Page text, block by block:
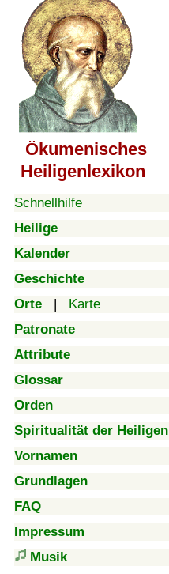
Ökumenisches
Heiligenlexikon
Schnellhilfe
Heilige
Kalender
Geschichte
Orte | Karte
Patronate
Attribute
Glossar
Orden
Spiritualität der Heiligen
Vornamen
Grundlagen
FAQ
Impressum
Musik